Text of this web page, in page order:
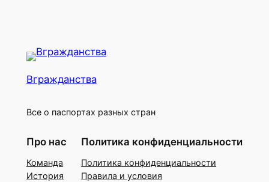
Вгражданства
Все о паспортах разных стран
Про нас
Команда
История
Политика конфиденциальности
Политика конфиденциальности
Правила и условия